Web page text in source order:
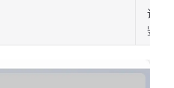
该服
鉴权